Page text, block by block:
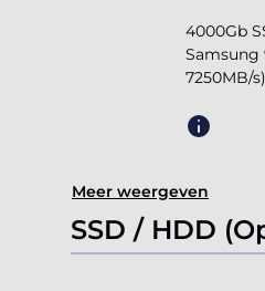
4000Gb
Samsung
7250MB/s)
Meer weergeven
SSD / HDD